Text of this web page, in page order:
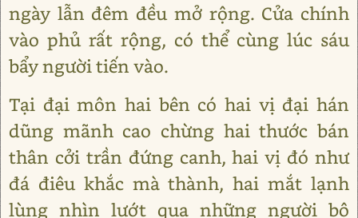
ngày lẫn đêm đều mở rộng. Cửa chính
vào phủ rất rộng, có thể cùng lúc sáu
bẩy người tiến vào.
Tại đại môn hai bên có hai vị đại hán
dũng mãnh cao chừng hai thước bán
thân cởi trần đứng canh, hai vị đó như
đá điêu khắc mà thành, hai mắt lạnh
lùng nhìn lướt qua những người bộ